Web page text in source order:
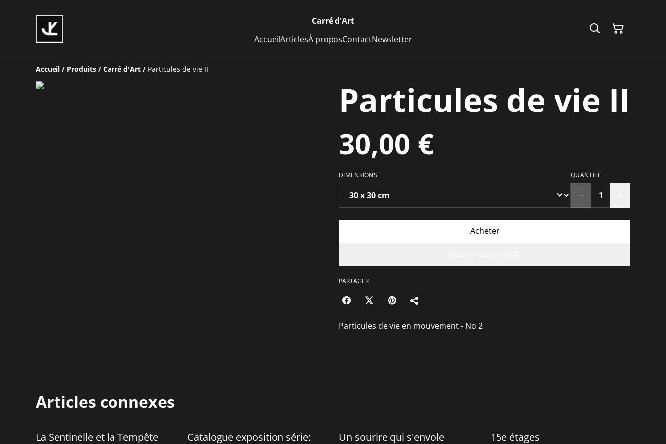
Carré d'Art
AccueilArticlesÀ proposContactNewsletter
Accueil / Produits / Carré d'Art / Particules de vie II
Particules de vie II
30,00 €
DIMENSIONS QUANTITÉ
Acheter
PARTAGER
Particules de vie en mouvement - No 2
Articles connexes
La Sentinelle et la Tempête
Catalogue exposition série:
Un sourire qui s'envole 15e étages